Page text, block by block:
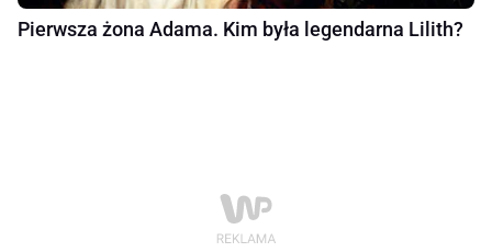
Pierwsza żona Adama. Kim była legendarna Lilith?